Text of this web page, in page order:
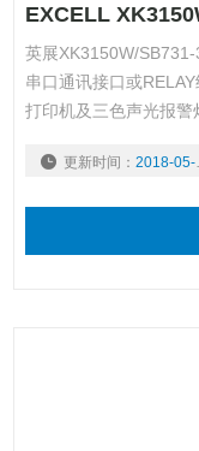
英展XK3150W/
串口通讯接口或
打印机及三色声光报警
更新时间： 2018-05-07